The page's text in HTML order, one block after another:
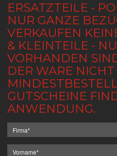
ERSATZTEILE -
NUR GANZE
VERKAUFEN
& KLEINTEILE -
VORHANDEN
DER WARE
GUTSCHEINE
ANWENDUNG.